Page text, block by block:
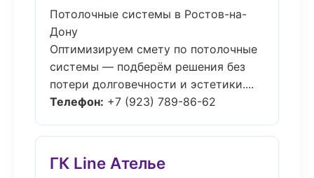
Потолочные системы в Ростов-на-
Дону
Оптимизируем смету по потолочные
системы — подберём решения без
потери долговечности и эстетики....
Телефон: +7 (923) 789-86-62
ГК Line Ателье